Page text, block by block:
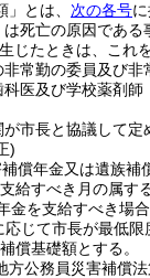
とは、 次の各号
死亡の原因である
じたときは、これ
非常勤の委員及び
医及び学校薬剤
市長と協議して定
)
償年金又は遺族補
給すべき月の属す
金を支給すべき場
応じて市長が最低
償基礎額とする。
方公務員災害補償